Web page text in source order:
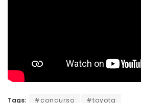
Tags: #concurso #toyota